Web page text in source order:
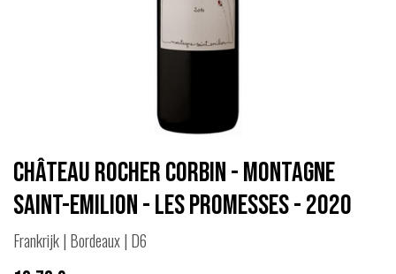
Château Rocher Corbin - Montagne
Saint-Emilion - Les Promesses - 2020
Frankrijk | Bordeaux | D6